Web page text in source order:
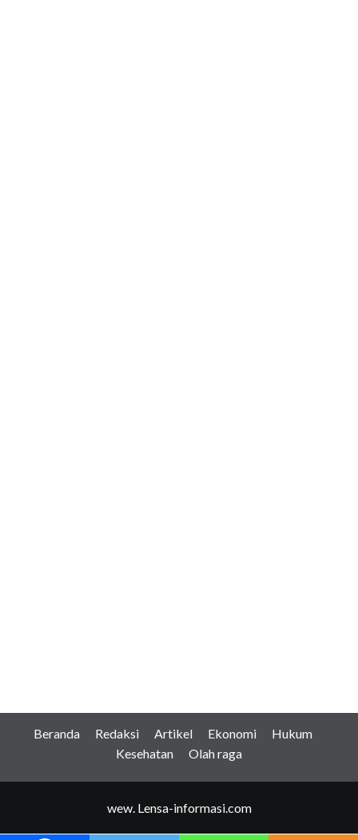
Beranda Redaksi Artikel Ekonomi
Hukum
Kesehatan
Olah raga
wew. Lensa-informasi.com